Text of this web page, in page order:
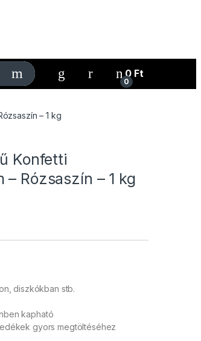
My Account
0
0 Ft
– 1 kg
Konfetti
Rózsaszín – 1 kg
diszkókban stb.
kapható
gyors megtöltéséhez